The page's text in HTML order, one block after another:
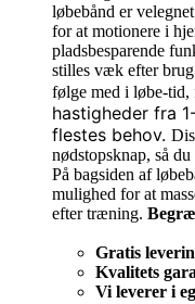
løbebånd er
for at motionere i
pladsbesparende
stilles væk efter
følge med i løbe-tid,
hastigheder fra
flestes behov.
nødstopsknap, så
På bagsiden af
mulighed for at
efter træning.
Gratis
Kvalitets
Vi leverer i